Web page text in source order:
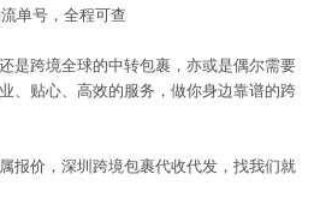
单号，全程可查
是跨境全球的中转包裹，亦或是偶尔需要
、贴心、高效的服务，做你身边靠谱的跨
报价，深圳跨境包裹代收代发，找我们就